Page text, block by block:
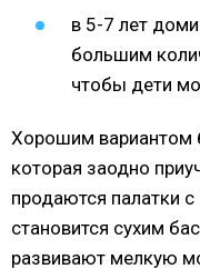
в 5-7 лет
большим
чтобы дети
Хорошим вариантом
которая заодно
продаются палатки
становится сухим
развивают мелкую